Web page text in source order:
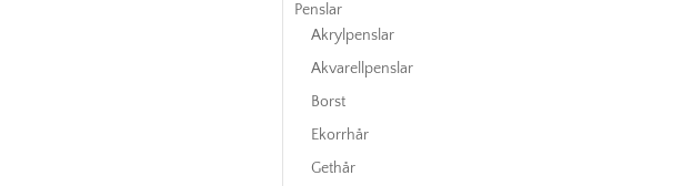
Penslar
Akrylpenslar
Akvarellpenslar
Borst
Ekorrhår
Gethår